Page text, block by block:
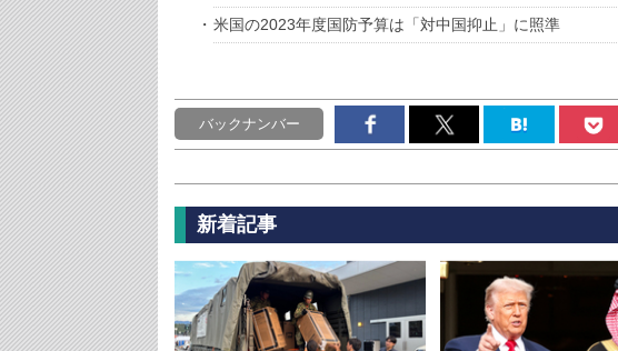
米国の2023年度国防予算は「対中国抑止」に照準
バックナンバー
新着記事